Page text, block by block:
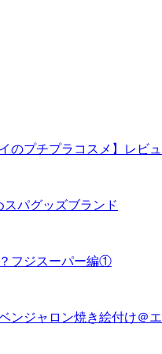
のプチプラコスメ】レビュ
パグッズブランド
フジスーパー編①
ンジャロン焼き絵付け＠